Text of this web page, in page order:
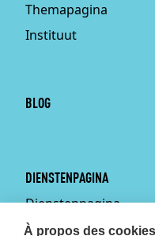
À propos des
Themapagina
Instituut
BLOG
DIENSTENPAGINA
Dienstenpagina
Persoonlijke training